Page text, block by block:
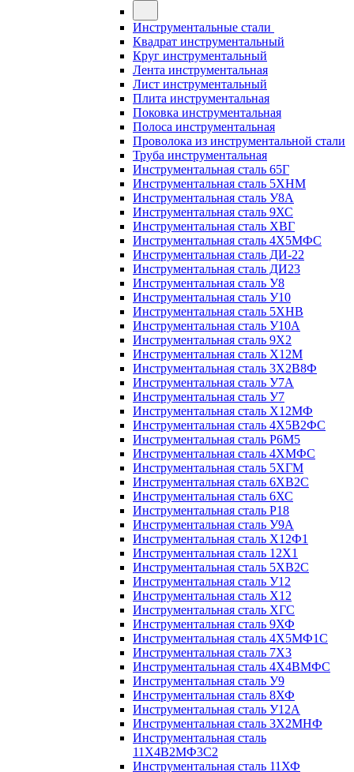
Инструментальные стали
Квадрат инструментальный
Круг инструментальный
Лента инструментальная
Лист инструментальный
Плита инструментальная
Поковка инструментальная
Полоса инструментальная
Проволока из инструментальной стали
Труба инструментальная
Инструментальная сталь 65Г
Инструментальная сталь 5ХНМ
Инструментальная сталь У8А
Инструментальная сталь 9ХС
Инструментальная сталь ХВГ
Инструментальная сталь 4Х5МФС
Инструментальная сталь ДИ-22
Инструментальная сталь ДИ23
Инструментальная сталь У8
Инструментальная сталь У10
Инструментальная сталь 5ХНВ
Инструментальная сталь У10А
Инструментальная сталь 9Х2
Инструментальная сталь Х12М
Инструментальная сталь 3Х2В8Ф
Инструментальная сталь У7А
Инструментальная сталь У7
Инструментальная сталь Х12МФ
Инструментальная сталь 4Х5В2ФС
Инструментальная сталь Р6М5
Инструментальная сталь 4ХМФС
Инструментальная сталь 5ХГМ
Инструментальная сталь 6ХВ2С
Инструментальная сталь 6ХС
Инструментальная сталь Р18
Инструментальная сталь У9А
Инструментальная сталь Х12Ф1
Инструментальная сталь 12Х1
Инструментальная сталь 5ХВ2С
Инструментальная сталь У12
Инструментальная сталь Х12
Инструментальная сталь ХГС
Инструментальная сталь 9ХФ
Инструментальная сталь 4Х5МФ1С
Инструментальная сталь 7Х3
Инструментальная сталь 4Х4ВМФС
Инструментальная сталь У9
Инструментальная сталь 8ХФ
Инструментальная сталь У12А
Инструментальная сталь 3Х2МНФ
Инструментальная сталь
11Х4В2МФ3С2
Инструментальная сталь 11ХФ